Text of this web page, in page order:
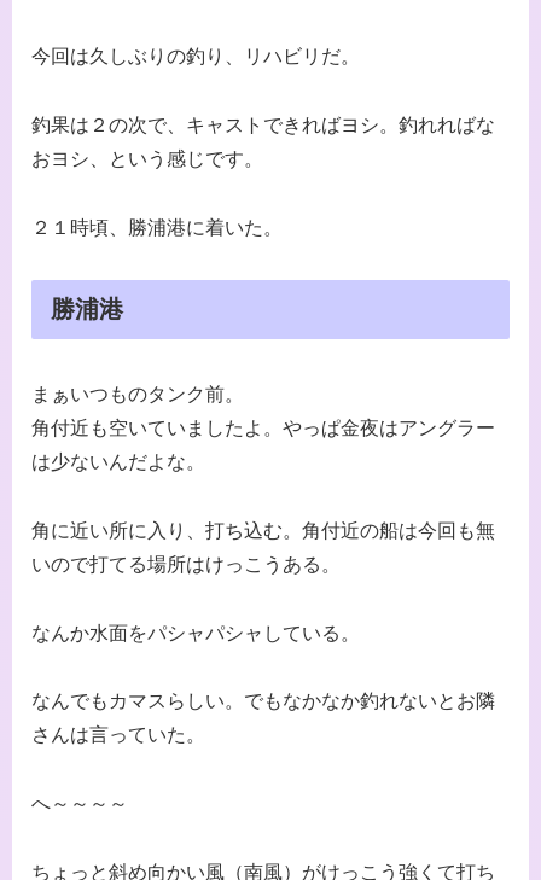
今回は久しぶりの釣り、リハビリだ。
釣果は２の次で、キャストできればヨシ。釣れればな
おヨシ、という感じです。
２１時頃、勝浦港に着いた。
勝浦港
まぁいつものタンク前。
角付近も空いていましたよ。やっぱ金夜はアングラー
は少ないんだよな。
角に近い所に入り、打ち込む。角付近の船は今回も無
いので打てる場所はけっこうある。
なんか水面をパシャパシャしている。
なんでもカマスらしい。でもなかなか釣れないとお隣
さんは言っていた。
へ～～～～
ちょっと斜め向かい風（南風）がけっこう強くて打ち